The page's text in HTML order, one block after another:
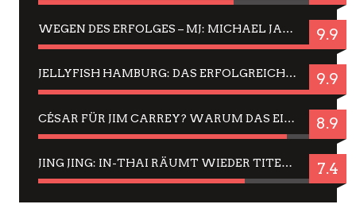
WEGEN DES ERFOLGES – MJ: MICHAEL JACKSON MUSICAL IN EINER MATINEE SEHEN 9.9
JELLYFISH HAMBURG: DAS ERFOLGREICHE SOMMER-MENÜ 2025 IN GEFÜHLEN UND BILDERN 9.9
CÉSAR FÜR JIM CARREY? WARUM DAS EINER DER NERVIGSTEN ACTORS IST UND BLEIBT 8.9
JING JING: IN-THAI RÄUMT WIEDER TITEL AB – EIN ZWEI-STUNDEN-ERLEBNISBERICHT 7.4